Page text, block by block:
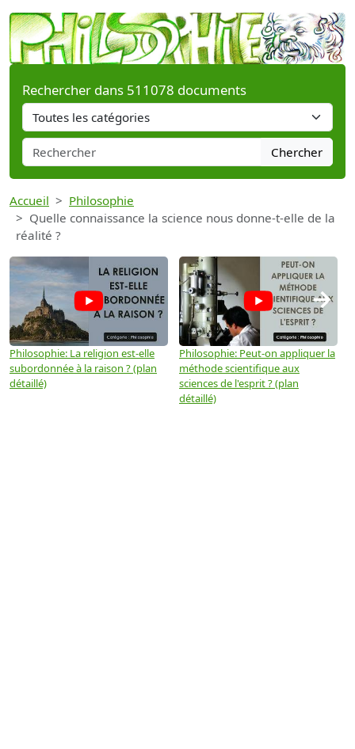
Rechercher dans 511078 documents
Chercher
Accueil
Philosophie
Quelle connaissance la science nous donne-t-elle de la
réalité ?
Philosophie: La religion est-elle
subordonnée à la raison ? (plan
détaillé)
Philosophie: Peut-on appliquer la
méthode scientifique aux
sciences de l'esprit ? (plan
détaillé)
→